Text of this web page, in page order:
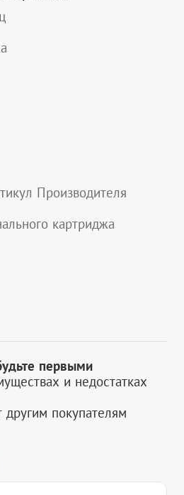
Производителя
картриджа
первыми
и недостатках
покупателям